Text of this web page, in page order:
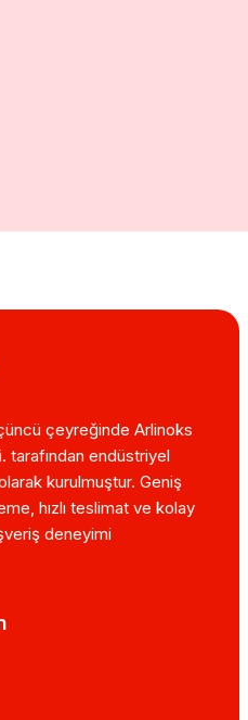
çeyreğinde Arlinoks
endüstriyel
kurulmuştur. Geniş
hızlı teslimat ve kolay
deneyimi